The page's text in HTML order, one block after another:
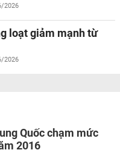
2026
loạt giảm mạnh từ
2026
Quốc chạm mức
2016